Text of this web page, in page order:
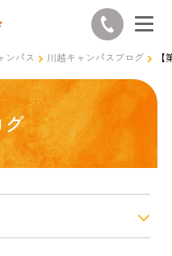
ンパス 川越キャンパスブログ